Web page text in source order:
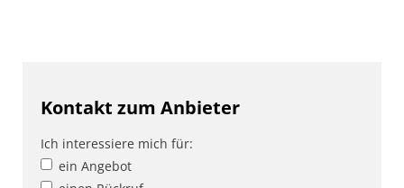
Kontakt zum Anbieter
Ich interessiere mich für:
ein Angebot